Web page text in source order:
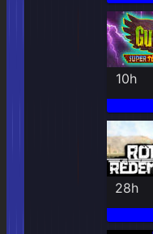
10h
28h